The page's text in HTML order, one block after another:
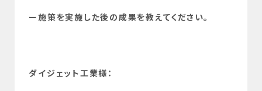
ー施策を実施した後の成果を教えてください。
ダイジェット工業様：